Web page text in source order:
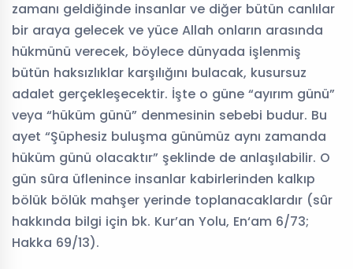
zamanı geldiğinde insanlar ve diğer bütün canlılar
bir araya gelecek ve yüce Allah onların arasında
hükmünü verecek, böylece dünyada işlenmiş
bütün haksızlıklar karşılığını bulacak, kusursuz
adalet gerçekleşecektir. İşte o güne “ayırım günü”
veya “hüküm günü” denmesinin sebebi budur. Bu
ayet “Şüphesiz buluşma günümüz aynı zamanda
hüküm günü olacaktır” şeklinde de anlaşılabilir. O
gün sûra üflenince insanlar kabirlerinden kalkıp
bölük bölük mahşer yerinde toplanacaklardır (sûr
hakkında bilgi için bk. Kur’an Yolu, En‘am 6/73;
Hakka 69/13).